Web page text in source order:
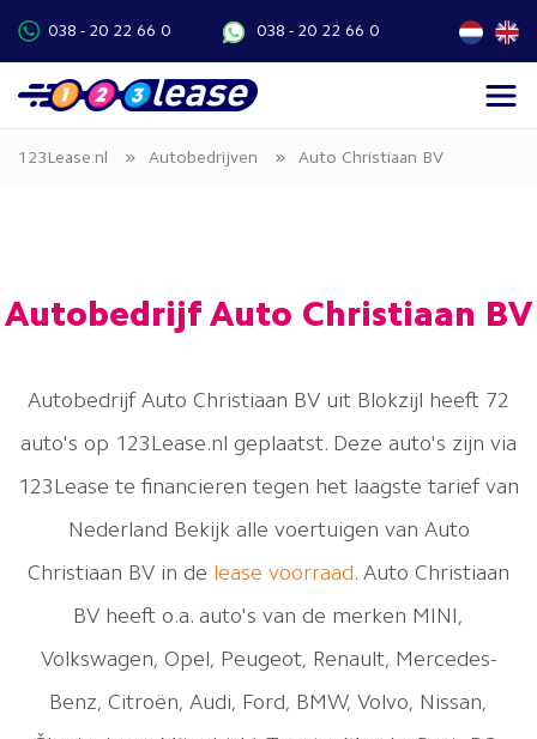
038 - 20 22 66 0 038 - 20 22 66 0
123Lease.nl » Autobedrijven » Auto Christiaan BV
Autobedrijf Auto Christiaan BV
Autobedrijf Auto Christiaan BV uit Blokzijl heeft 72
auto's op 123Lease.nl geplaatst. Deze auto's zijn via
123Lease te financieren tegen het laagste tarief van
Nederland Bekijk alle voertuigen van Auto
Christiaan BV in de lease voorraad . Auto Christiaan
BV heeft o.a. auto's van de merken MINI,
Volkswagen, Opel, Peugeot, Renault, Mercedes-
Benz, Citroën, Audi, Ford, BMW, Volvo, Nissan,